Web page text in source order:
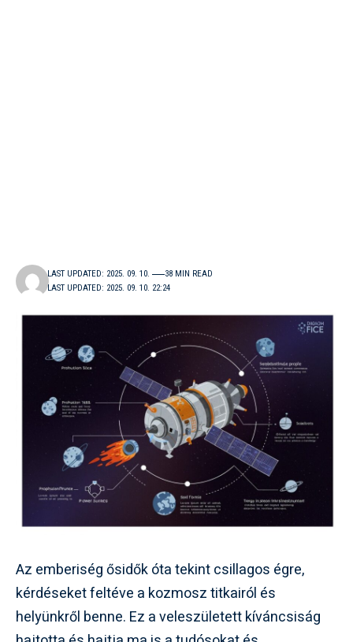
LAST UPDATED: 2025. 09. 10. 22:24
LAST UPDATED: 2025. 09. 10. 38 MIN READ
Az emberiség ősidők óta tekint csillagos égre,
kérdéseket feltéve a kozmosz titkairól és
helyünkről benne. Ez a veleszületett kíváncsiság